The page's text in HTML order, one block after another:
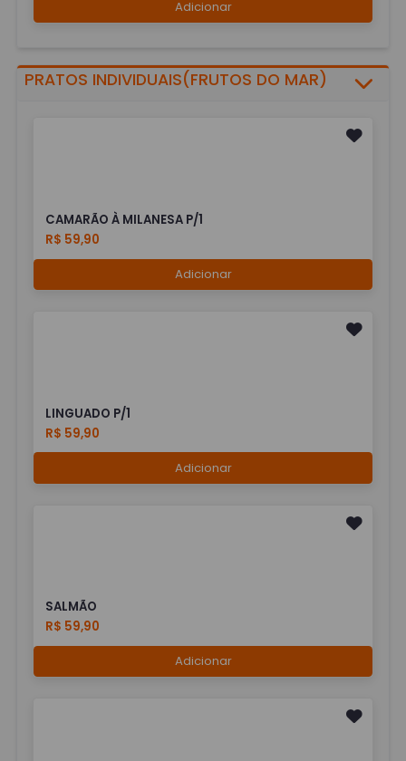
Adicionar
PRATOS INDIVIDUAIS(FRUTOS DO MAR)
CAMARÃO À MILANESA P/1
R$ 59,90
Adicionar
LINGUADO P/1
R$ 59,90
Adicionar
SALMÃO
R$ 59,90
Adicionar